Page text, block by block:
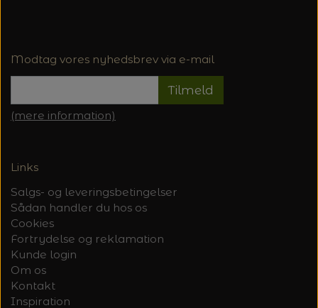
Modtag vores nyhedsbrev via e-mail
Tilmeld
(mere information)
Links
Salgs- og leveringsbetingelser
Sådan handler du hos os
Cookies
Fortrydelse og reklamation
Kunde login
Om os
Kontakt
Inspiration